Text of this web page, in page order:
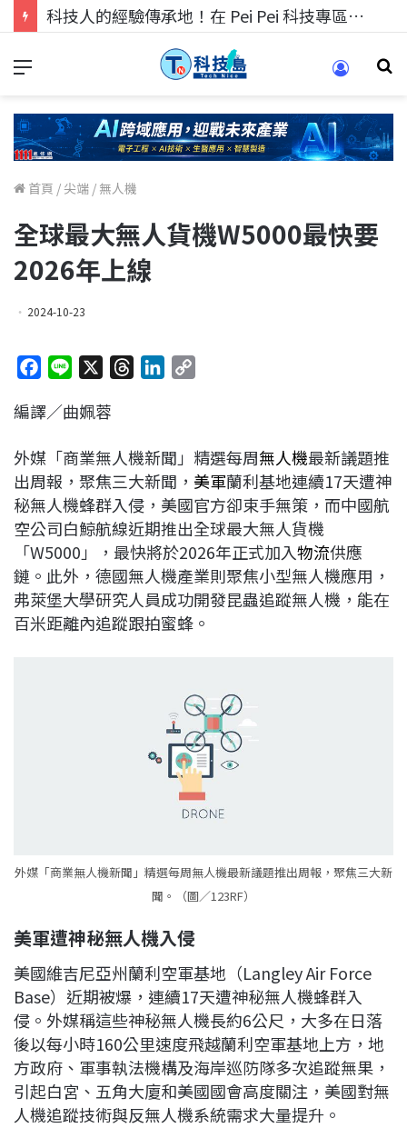
科技人找工作，就到TECH+ 科技專區!
首頁 /尖端 / 無人機
全球最大無人貨機W5000最快要
2026年上線
2024-10-23
c
b
o
o
k
n
a
d
s
e
d
I
n
L
i
n
k
編譯／曲姵蓉
外媒「商業無人機新聞」精選每周無人機最新議題推
出周報，聚焦三大新聞， 美軍蘭利基地連續17天遭神
秘無人機蜂群入侵，美國官方卻束手無策，而中國航
空公司白鯨航線近期推出全球最大無人貨機
「W5000」，最快將於2026年正式加入物流供應
鏈。此外，德國無人機產業則聚焦小型無人機應用，
弗萊堡大學研究人員成功開發昆蟲追蹤無人機，能在
百米距離內追蹤跟拍蜜蜂。
外媒「商業無人機新聞」精選每周無人機最新議題推出周報，聚焦三大新
聞。（圖／123RF）
美軍遭神秘無人機入侵
美國維吉尼亞州蘭利空軍基地（Langley Air Force
Base）近期被爆，連續17天遭神秘無人機蜂群入
侵。外媒稱這些神秘無人機長約6公尺，大多在日落
後以每小時160公里速度飛越蘭利空軍基地上方，地
方政府、軍事執法機構及海岸巡防隊多次追蹤無果，
引起白宮、五角大廈和美國國會高度關注，美國對無
人機追蹤技術與反無人機系統需求大量提升。